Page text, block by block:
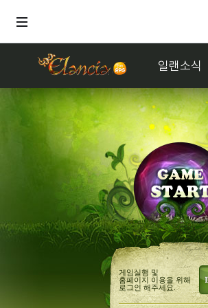
일랜소식
게임실행 및
홈페이지 이용을 위해
로그인 해주세요.